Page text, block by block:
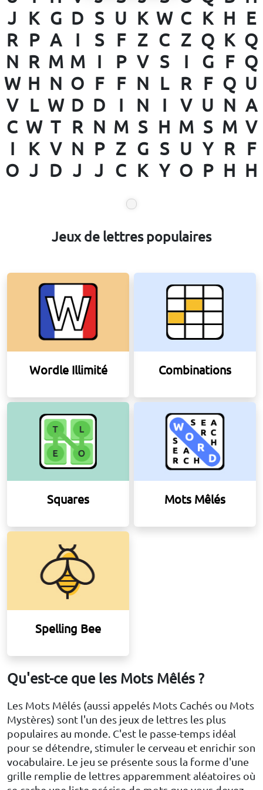
J
K G D S U K W C K H E
R P A I S F Z C Z Q K Q
N R M M I P V S I G F Q
W H N O F F N L R F Q U
V
L W D D I N I V U N A
C W T R N M S H M S M V
I
K V N P Z G S U Y R
F
O J D J J C K Y O P H H
Jeux de lettres populaires
Wordle Illimité Combinations
Squares Mots Mêlés
Spelling Bee
Qu'est-ce que les Mots Mêlés ?
Les Mots Mêlés (aussi appelés Mots Cachés ou Mots
Mystères) sont l'un des jeux de lettres les plus
populaires au monde. C'est le passe-temps idéal
pour se détendre, stimuler le cerveau et enrichir son
vocabulaire. Le jeu se présente sous la forme d'une
grille remplie de lettres apparemment aléatoires où